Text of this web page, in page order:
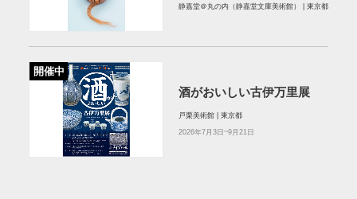
静嘉堂＠丸の内（静嘉堂文庫美術館） | 東京都
開催中
酒がおいしい古伊万里展
戸栗美術館 | 東京都
2026年7月3日~9月21日